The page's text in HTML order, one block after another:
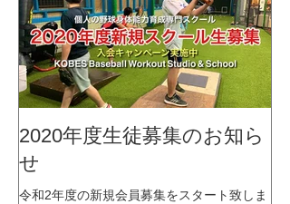
2020年度生徒募集のお知ら
せ
令和2年度の新規会員募集をスタート致しま